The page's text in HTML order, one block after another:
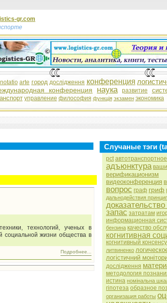
gr.com
arte город дослідження конференция
конференция наука развитие
управление философия функція экзамен экономика
технологий, ученых в
социальной жизни общества в
Подробнее...
Случаные тэги
pct
адъюнктура
верификационизм
видеоконференция
вопрос граф гриф
дальнодействия
запас затратам
информационная
бензина качество
когнитивная
когнитивный
литвиненко
логістичний
дослідження
методология
истина номінальна
гіпотеза образное
организация работы